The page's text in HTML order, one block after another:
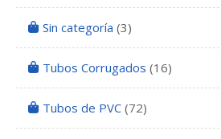
Sin categoría (3)
Tubos Corrugados (16)
Tubos de PVC (72)